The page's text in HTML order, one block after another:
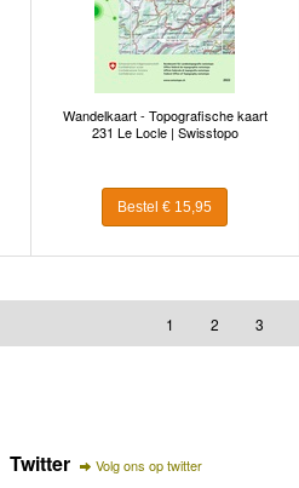
Wandelkaart - Topografische kaart
231 Le Locle | Swisstopo
Bestel € 15,95
1 2 3
Twitter Volg ons op twitter